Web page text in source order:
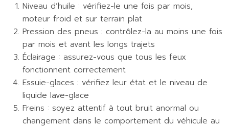
Niveau d’huile : vérifiez-le une fois par mois,
moteur froid et sur terrain plat
Pression des pneus : contrôlez-la au moins une fois
par mois et avant les longs trajets
Éclairage : assurez-vous que tous les feux
fonctionnent correctement
Essuie-glaces : vérifiez leur état et le niveau de
liquide lave-glace
Freins : soyez attentif à tout bruit anormal ou
changement dans le comportement du véhicule au